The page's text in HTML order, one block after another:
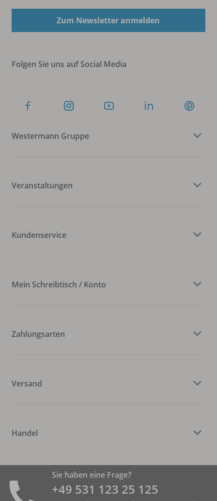
Zum Newsletter anmelden
Folgen Sie uns auf Social Media
Westermann Gruppe
Veranstaltungen
Kundenservice
Mein Schreibtisch / Konto
Zahlungsarten
Versand
Handel
Sie haben eine Frage?
+49 531 ­123 25 125